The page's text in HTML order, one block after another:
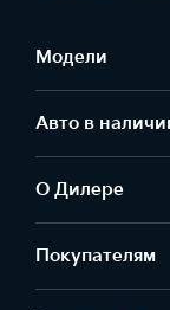
Модели
Авто в
О Дилере
Покупателям